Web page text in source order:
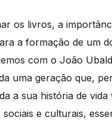
os livros, a
a formação de um
com o João
uma geração que,
a sua história de
e culturais,